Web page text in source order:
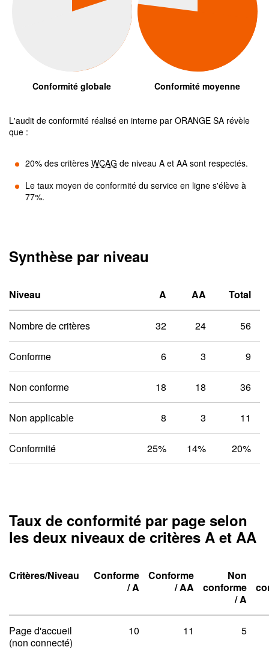
Conformité globale Conformité moyenne
L'audit de conformité réalisé en interne par ORANGE SA révèle
que :
20% des critères WCAG de niveau A et AA sont respectés.
Le taux moyen de conformité du service en ligne s'élève à
77%.
Synthèse par niveau
Niveau A Niveau un A
AA Niveau deux
Total
Nombre de critères 32 24 56
Conforme 6 3 9
Non conforme 18 18 36
Non applicable 8 3 11
Conformité 25% 14% 20%
Taux de conformité par page selon
les deux niveaux de critères A et AA
Taux de conformité par
Critères/Niveau
Conforme
/A
Conforme
/AA
Non
conforme
/A
Page d'accueil
(non connecté)
10 11 5